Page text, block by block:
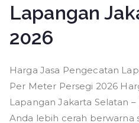
Lapangan
2026
Harga Jasa Pengecatan
Per Meter Persegi 2026
Lapangan Jakarta Selatan
Anda lebih cerah berwarna